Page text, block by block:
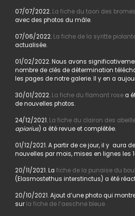
07/07/2022. La fiche du taon des bromes
avec des photos du mâle.
07/06/2022. La fiche de la syritte
actualisée.
01/02/2022. Nous avons
nombre de clés de détermination
les pages de notre galerie. Il y en a
30/01/2022. La fiche du flamant rosea
de nouvelles photos.
24/12/2021. La fiche du clairon des
apiarius) a été revue et complétée.
01/12/2021. A partir de ce jour, il y aura
nouvelles par mois, mises en lignes les
20/11/2021. La fiche de la punaise du
(Elasmostethus interstinctus) a été
20/10/2021. Ajout d’une photo qui
sur la fiche de l’aeschne bleue.